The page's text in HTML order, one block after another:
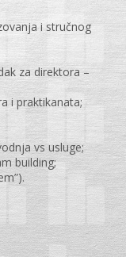
i stručnog
za direktora –
i praktikanata;
vs usluge;
building;